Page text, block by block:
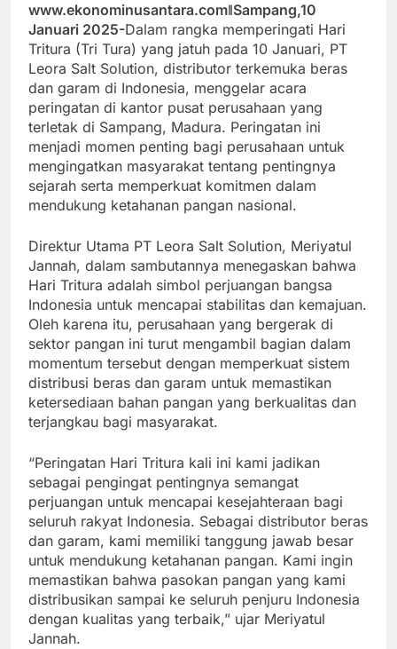
www.ekonominusantara.comǁSampang,10
Januari 2025-Dalam rangka memperingati Hari
Tritura (Tri Tura) yang jatuh pada 10 Januari, PT
Leora Salt Solution, distributor terkemuka beras
dan garam di Indonesia, menggelar acara
peringatan di kantor pusat perusahaan yang
terletak di Sampang, Madura. Peringatan ini
menjadi momen penting bagi perusahaan untuk
mengingatkan masyarakat tentang pentingnya
sejarah serta memperkuat komitmen dalam
mendukung ketahanan pangan nasional.
Direktur Utama PT Leora Salt Solution, Meriyatul
Jannah, dalam sambutannya menegaskan bahwa
Hari Tritura adalah simbol perjuangan bangsa
Indonesia untuk mencapai stabilitas dan kemajuan.
Oleh karena itu, perusahaan yang bergerak di
sektor pangan ini turut mengambil bagian dalam
momentum tersebut dengan memperkuat sistem
distribusi beras dan garam untuk memastikan
ketersediaan bahan pangan yang berkualitas dan
terjangkau bagi masyarakat.
“Peringatan Hari Tritura kali ini kami jadikan
sebagai pengingat pentingnya semangat
perjuangan untuk mencapai kesejahteraan bagi
seluruh rakyat Indonesia. Sebagai distributor beras
dan garam, kami memiliki tanggung jawab besar
untuk mendukung ketahanan pangan. Kami ingin
memastikan bahwa pasokan pangan yang kami
distribusikan sampai ke seluruh penjuru Indonesia
dengan kualitas yang terbaik,” ujar Meriyatul
Jannah.